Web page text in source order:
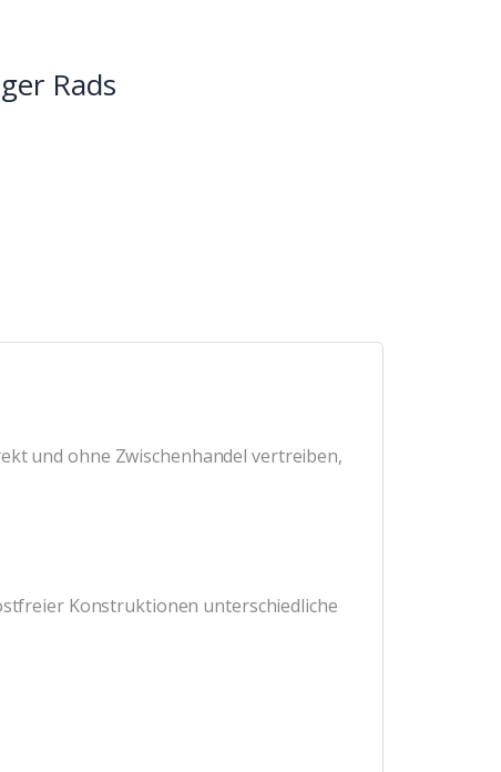
Rads
und ohne Zwischenhandel vertreiben,
Konstruktionen unterschiedliche